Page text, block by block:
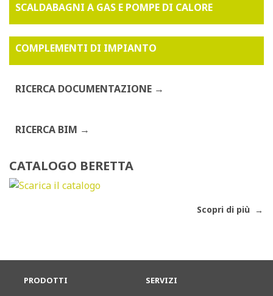
SCALDABAGNI A GAS E POMPE DI CALORE
COMPLEMENTI DI IMPIANTO
RICERCA DOCUMENTAZIONE
RICERCA BIM
CATALOGO BERETTA
Scopri di più
PRODOTTI SERVIZI